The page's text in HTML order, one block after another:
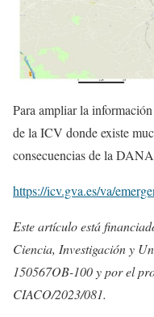
Para ampliar la
de la ICV donde existe
consecuencias de la
https://icv.gva.es/va/
Este artículo está
Ciencia, Investigación y
150567OB-100 y por el
CIACO/2023/081.